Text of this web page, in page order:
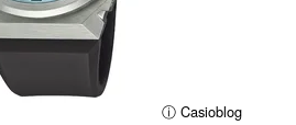
ⓘ Casioblog